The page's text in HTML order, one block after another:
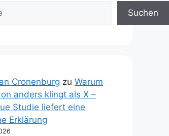
Suchen
Cronenburg zu Warum
anders klingt als X –
Studie liefert eine
Erklärung